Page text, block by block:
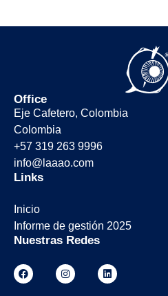
Office
Eje Cafetero, Colombia
Colombia
+57 319 263 9996
info@laaao.com
Links
Inicio
Informe de gestión 2025
Nuestras Redes